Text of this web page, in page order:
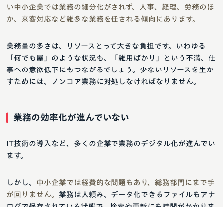
い中小企業では業務の細分化がされず、人事、経理、労務のほ
か、来客対応など雑多な業務を任される傾向にあります。
業務量の多さは、リソースとって大きな負担です。いわゆる
「何でも屋」のような状況も、「雑用ばかり」という不満、仕
事への意欲低下にもつながるでしょう。少ないリソースを生か
すためには、ノンコア業務に対処しなければなりません。
業務の効率化が進んでいない
IT技術の導入など、多くの企業で業務のデジタル化が進んでい
ます。
しかし、
中小企業では経費的な問題もあり、総務部門にまで手
が回りません。 業務は人頼み、データ化できるファイルもアナ